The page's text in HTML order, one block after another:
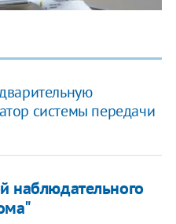
системы передачи
наблюдательного